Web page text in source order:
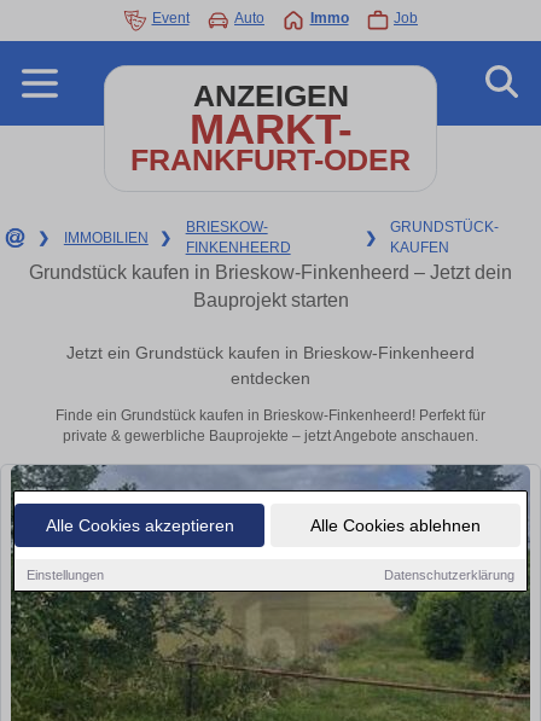
Alle Cookies akzeptieren Alle Cookies ablehnen
Einstellungen Datenschutzerklärung
Event Auto Immo Job
ANZEIGEN
MARKT-
FRANKFURT-ODER
❯ IMMOBILIEN ❯
BRIESKOW-
FINKENHEERD
❯
GRUNDSTÜCK-
KAUFEN
Grundstück kaufen in Brieskow-Finkenheerd – Jetzt dein
Bauprojekt starten
Jetzt ein Grundstück kaufen in Brieskow-Finkenheerd
entdecken
Finde ein Grundstück kaufen in Brieskow-Finkenheerd! Perfekt für
private & gewerbliche Bauprojekte – jetzt Angebote anschauen.